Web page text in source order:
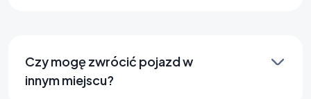
Czy mogę zwrócić pojazd w
innym miejscu?